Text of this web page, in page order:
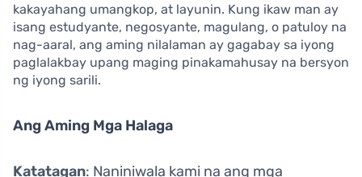
kakayahang umangkop, at layunin. Kung ikaw man ay
isang estudyante, negosyante, magulang, o patuloy na
nag-aaral, ang aming nilalaman ay gagabay sa iyong
paglalakbay upang maging pinakamahusay na bersyon
ng iyong sarili.
Ang Aming Mga Halaga
Katatagan: Naniniwala kami na ang mga